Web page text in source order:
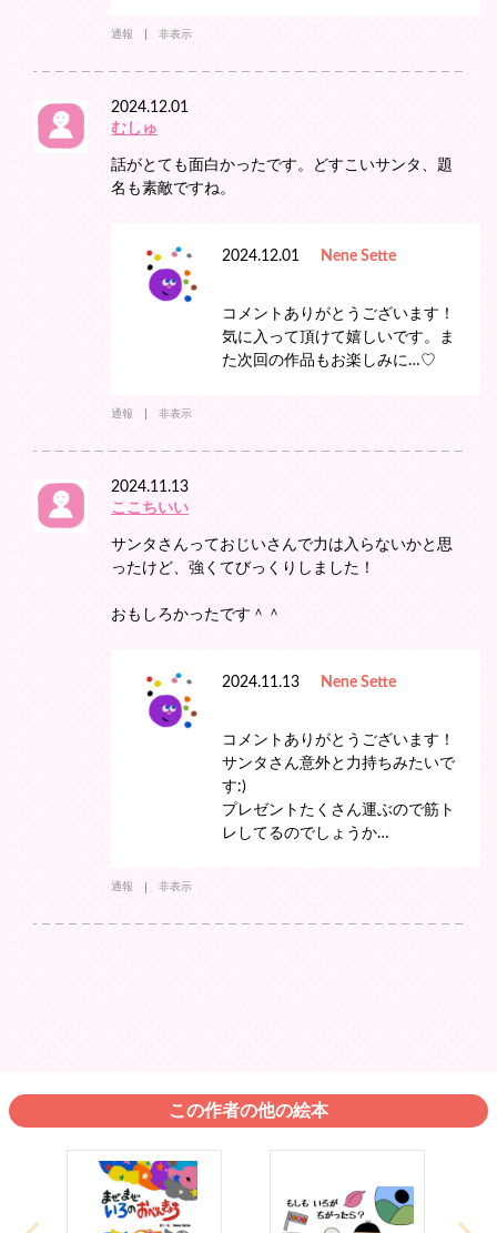
通報 非表示
2024.12.01
むしゅ
話がとても面白かったです。どすこいサンタ、題
名も素敵ですね。
2024.12.01 Nene Sette
コメントありがとうございます！
気に入って頂けて嬉しいです。ま
た次回の作品もお楽しみに…♡
通報 非表示
2024.11.13
ここちいい
サンタさんっておじいさんで力は入らないかと思
ったけど、強くてびっくりしました！
おもしろかったです＾＾
2024.11.13 Nene Sette
コメントありがとうございます！
サンタさん意外と力持ちみたいで
す:)
プレゼントたくさん運ぶので筋ト
レしてるのでしょうか…♩
通報 非表示
この作者の他の絵本